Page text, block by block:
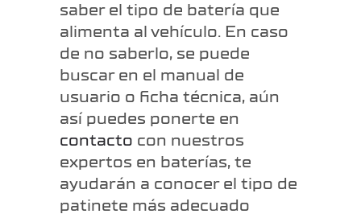
saber el tipo de batería que
alimenta al vehículo. En caso
de no saberlo, se puede
buscar en el manual de
usuario o ficha técnica, aún
así puedes ponerte en
contacto con nuestros
expertos en baterías, te
ayudarán a conocer el tipo de
patinete más adecuado